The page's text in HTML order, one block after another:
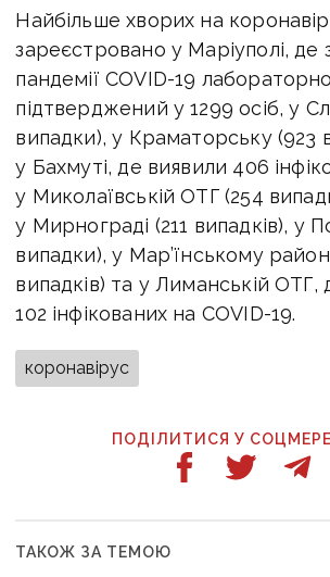
Найбільше хворих на
зареєстровано у Маріуполі, де
пандемії COVID-19 лабораторно
підтверджений у 1299 осіб, у
випадки), у Краматорську (923
у Бахмуті, де виявили 406
у Миколаївській ОТГ (254
у Мирнограді (211 випадків), у
випадки), у Мар’їнському
випадків) та у Лиманській ОТГ,
102 інфікованих на COVID-19.
коронавірус
ПОДІЛИТИСЯ У
ТАКОЖ ЗА ТЕМОЮ